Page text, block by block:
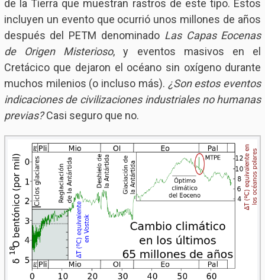
de la Tierra que muestran rastros de este tipo. Estos
incluyen un evento que ocurrió unos millones de años
después del PETM denominado Las Capas Eocenas
de Origen Misterioso, y eventos masivos en el
Cretácico que dejaron el océano sin oxígeno durante
muchos milenios (o incluso más). ¿Son estos eventos
indicaciones de civilizaciones industriales no humanas
previas?Casi seguro que no.